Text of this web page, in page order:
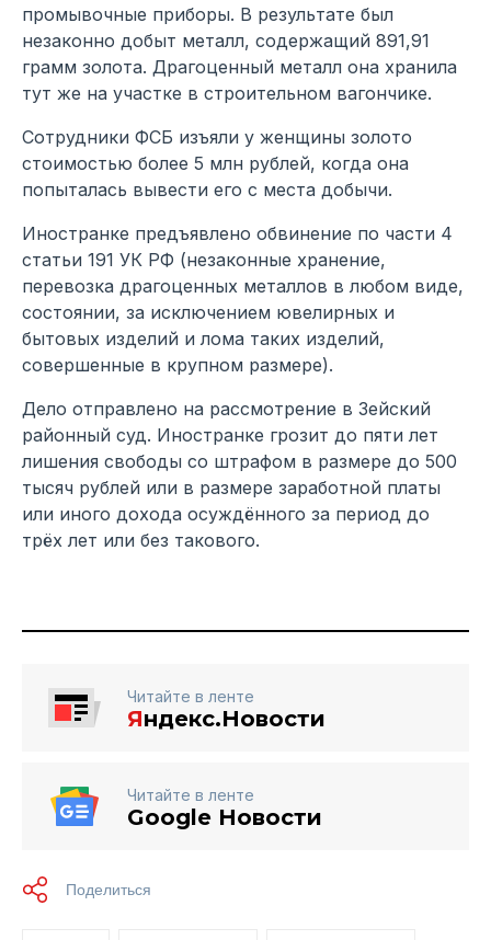
промывочные приборы. В результате был
незаконно добыт металл, содержащий 891,91
грамм золота. Драгоценный металл она хранила
тут же на участке в строительном вагончике.
Сотрудники ФСБ изъяли у женщины золото
стоимостью более 5 млн рублей, когда она
попыталась вывести его с места добычи.
Иностранке предъявлено обвинение по части 4
статьи 191 УК РФ (незаконные хранение,
перевозка драгоценных металлов в любом виде,
состоянии, за исключением ювелирных и
бытовых изделий и лома таких изделий,
совершенные в крупном размере).
Дело отправлено на рассмотрение в Зейский
районный суд. Иностранке грозит до пяти лет
лишения свободы со штрафом в размере до 500
тысяч рублей или в размере заработной платы
или иного дохода осуждённого за период до
трёх лет или без такового.
Читайте в ленте
Яндекс.Новости
Читайте в ленте
Google Новости